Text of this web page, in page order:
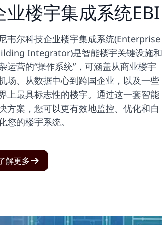
业楼宇集成系统EBI
韦尔科技企业楼宇集成系统(Enterprise
Integrator)是智能楼宇关键设施和
运营的“操作系统”，可涵盖从商业楼宇
场、从数据中心到跨国企业，以及一些
上最具标志性的楼宇。通过这一套智能
方案，您可以更有效地监控、优化和自
您的楼宇系统。
解更多